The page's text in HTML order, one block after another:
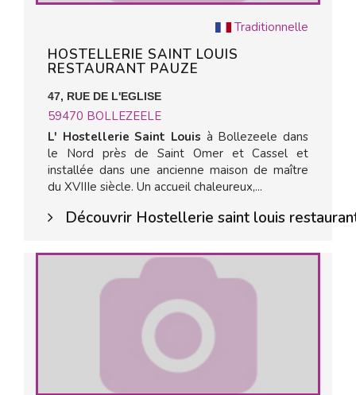
Traditionnelle
HOSTELLERIE SAINT LOUIS
RESTAURANT PAUZE
47, RUE DE L'EGLISE
59470 BOLLEZEELE
L' Hostellerie Saint Louis à Bollezeele dans
le Nord près de Saint Omer et Cassel et
installée dans une ancienne maison de maître
du XVIIIe siècle. Un accueil chaleureux,...
Découvrir Hostellerie saint louis